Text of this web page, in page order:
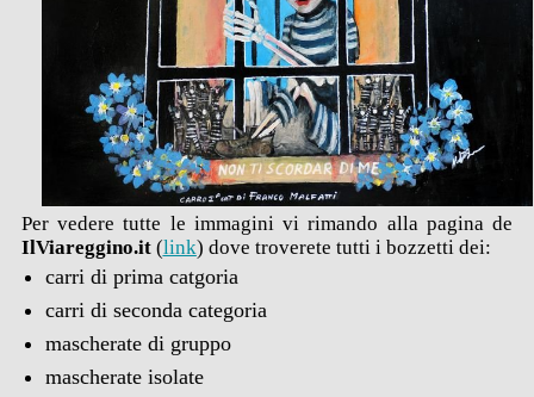
Per vedere tutte le immagini vi rimando alla pagina de
IlViareggino.it(link) dove troverete tutti i bozzetti dei:
carri di prima catgoria
carri di seconda categoria
mascherate di gruppo
mascherate isolate